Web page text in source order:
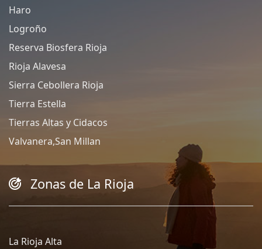
Haro
Logroño
Reserva Biosfera Rioja
Rioja Alavesa
Sierra Cebollera Rioja
Tierra Estella
Tierras Altas y Cidacos
Valvanera,San Millan
Zonas de La Rioja
La Rioja Alta